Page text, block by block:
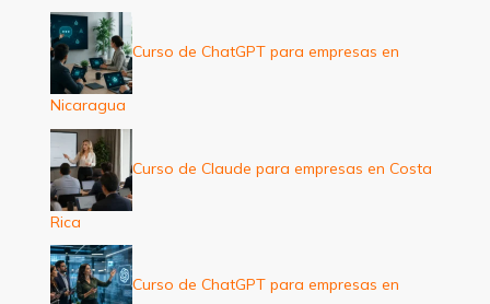
Curso de ChatGPT para empresas en
Nicaragua
Curso de Claude para empresas en Costa
Rica
Curso de ChatGPT para empresas en